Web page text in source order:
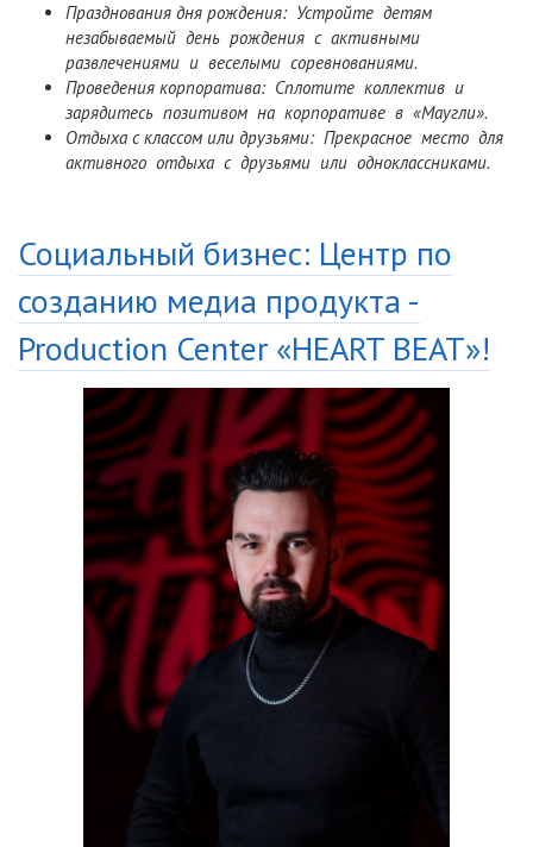
Празднования дня рождения: Устройте детям
незабываемый день рождения с активными
развлечениями и веселыми соревнованиями.
Проведения корпоратива: Сплотите коллектив и
зарядитесь позитивом на корпоративе в «Маугли».
Отдыха с классом или друзьями: Прекрасное место для
активного отдыха с друзьями или одноклассниками.
Социальный бизнес: Центр по
созданию медиа продукта -
Production Center «HEART BEAT»!